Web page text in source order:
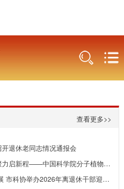
查看更多>>
退休老同志情况通报会
情暖新春送关怀凝心聚力启新程——中国科学院分子植物科学卓越创新中心开展春节走访慰问老干部、...
欢聚迎新春 同心谋发展 市科协举办2026年离退休干部迎春会暨2025年工作通报会